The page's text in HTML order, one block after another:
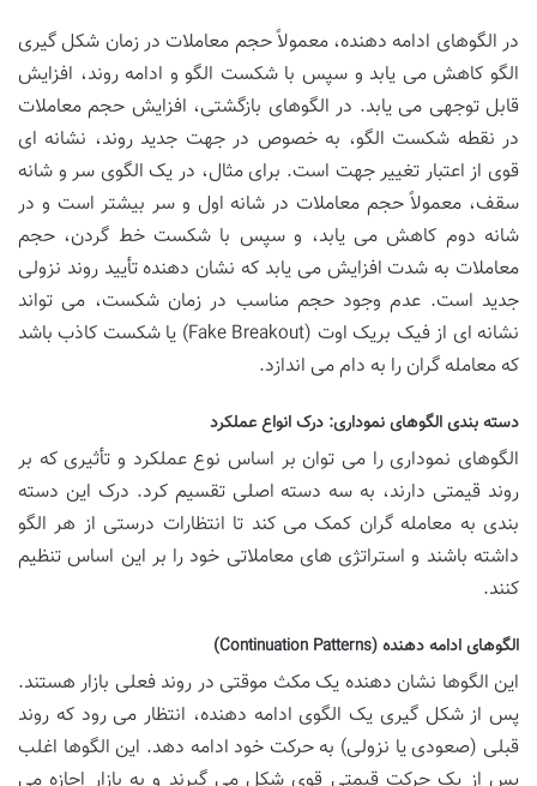
در الگوهای ادامه دهنده، معمولاً حجم معاملات در زمان شکل گیری
الگو کاهش می یابد و سپس با شکست الگو و ادامه روند، افزایش
قابل توجهی می یابد. در الگوهای بازگشتی، افزایش حجم معاملات
در نقطه شکست الگو، به خصوص در جهت جدید روند، نشانه ای
قوی از اعتبار تغییر جهت است. برای مثال، در یک الگوی سر و شانه
سقف، معمولاً حجم معاملات در شانه اول و سر بیشتر است و در
شانه دوم کاهش می یابد، و سپس با شکست خط گردن، حجم
معاملات به شدت افزایش می یابد که نشان دهنده تأیید روند نزولی
جدید است. عدم وجود حجم مناسب در زمان شکست، می تواند
نشانه ای از فیک بریک اوت (Fake Breakout) یا شکست کاذب باشد
که معامله گران را به دام می اندازد.
دسته بندی الگوهای نموداری: درک انواع عملکرد
الگوهای نموداری را می توان بر اساس نوع عملکرد و تأثیری که بر
روند قیمتی دارند، به سه دسته اصلی تقسیم کرد. درک این دسته
بندی به معامله گران کمک می کند تا انتظارات درستی از هر الگو
داشته باشند و استراتژی های معاملاتی خود را بر این اساس تنظیم
کنند.
الگوهای ادامه دهنده (Continuation Patterns)
این الگوها نشان دهنده یک مکث موقتی در روند فعلی بازار هستند.
پس از شکل گیری یک الگوی ادامه دهنده، انتظار می رود که روند
قبلی (صعودی یا نزولی) به حرکت خود ادامه دهد. این الگوها اغلب